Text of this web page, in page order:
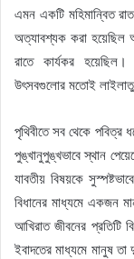
এমন একটি মহিমান্বিত
অত্যাবশ্যক করা হয়েছিল
রাতে কার্যকর
উৎসবগুলোর মতোই
পৃথিবীতে সব থেকে পবিত্র
পুঙ্খানুপুঙ্খভাবে স্থান
যাবতীয় বিষয়কে
বিধানের মাধ্যমে একজন
আখিরাত জীবনের প্রতিটি
ইবাদতের মাধ্যমে মানুষ